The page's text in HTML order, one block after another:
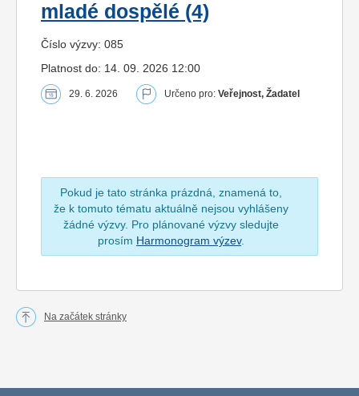
mladé dospělé (4)
Číslo výzvy: 085
Platnost do: 14. 09. 2026 12:00
29. 6. 2026 Určeno pro: Veřejnost, Žadatel
Pokud je tato stránka prázdná, znamená to,
že k tomuto tématu aktuálně nejsou vyhlášeny
žádné výzvy. Pro plánované výzvy sledujte
prosím Harmonogram výzev.
Na začátek stránky